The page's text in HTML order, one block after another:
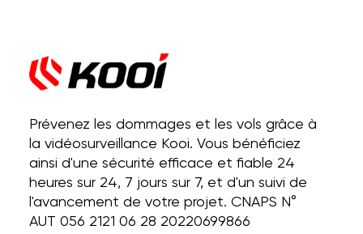
Prévenez les dommages et les vols grâce à
la vidéosurveillance Kooi. Vous bénéficiez
ainsi d'une sécurité efficace et fiable 24
heures sur 24, 7 jours sur 7, et d'un suivi de
l'avancement de votre projet. CNAPS N°
AUT 056 2121 06 28 20220699866